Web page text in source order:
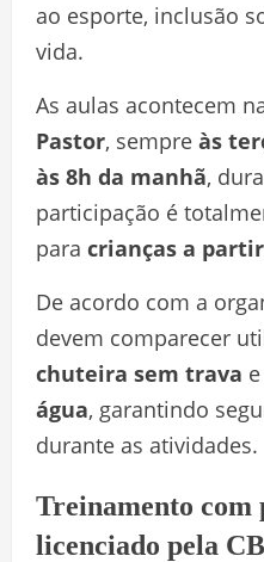
ao esporte, inclusão
vida.
As aulas acontecem
Pastor, sempre às
às 8h da manhã,
participação é
para crianças a
De acordo com a
devem comparecer
chuteira sem trava
água, garantindo
durante as atividades.
Treinamento com
licenciado pela